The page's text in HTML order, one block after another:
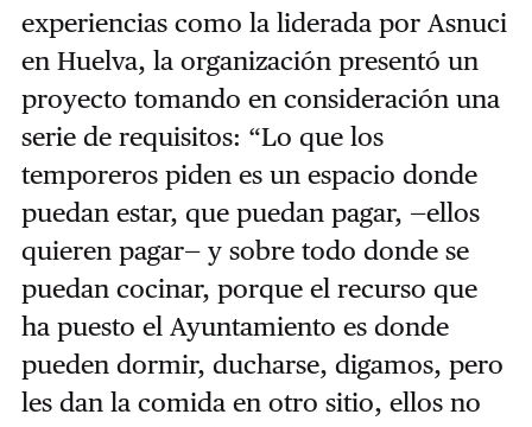
experiencias como la liderada por Asnuci
en Huelva, la organización presentó un
proyecto tomando en consideración una
serie de requisitos: “Lo que los
temporeros piden es un espacio donde
puedan estar, que puedan pagar, —ellos
quieren pagar— y sobre todo donde se
puedan cocinar, porque el recurso que
ha puesto el Ayuntamiento es donde
pueden dormir, ducharse, digamos, pero
les dan la comida en otro sitio, ellos no